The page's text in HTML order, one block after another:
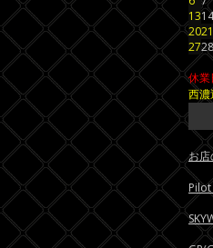
1314
2021
2728
休業
西濃
お店
Pilot